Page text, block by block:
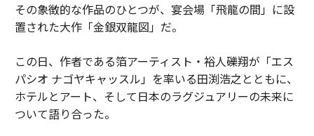
生成AIが左脳を活性化し、右脳を衰退させるのは本当か？ 人間の思考に
与える影響を探る
AIを個人の道具から「チームの思考パートナー」に変える方法
その象徴的な作品のひとつが、宴会場「飛龍の間」に設
置された大作「金銀双龍図」だ。
この日、作者である箔アーティスト・裕人礫翔が「エス
パシオ ナゴヤキャッスル」を率いる田渕浩之とともに、
ホテルとアート、そして日本のラグジュアリーの未来に
ついて語り合った。